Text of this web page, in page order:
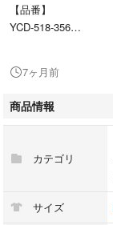
【品番】
YCD-518-356
【カラー】
ブラック
38
7ヶ月前
商品情報
カテゴリ
サイズ